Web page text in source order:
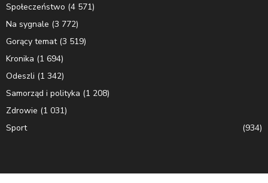
Społeczeństwo (4 571)
Na sygnale (3 772)
Gorący temat(3 519)
Kronika (1 694)
Odeszli (1 342)
Samorząd i polityka (1 208)
Zdrowie (1 031)
Sport
(934)